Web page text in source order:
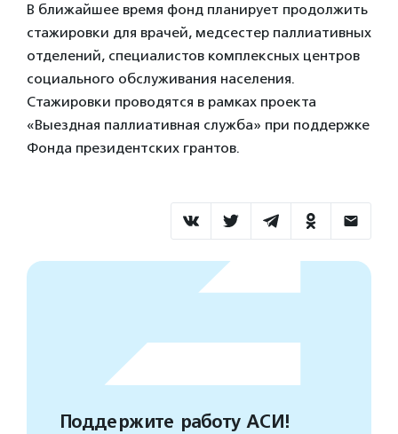
В ближайшее время фонд планирует продолжить
стажировки для врачей, медсестер паллиативных
отделений, специалистов комплексных центров
социального обслуживания населения.
Стажировки проводятся в рамках проекта
«Выездная паллиативная служба» при поддержке
Фонда президентских грантов.
Поддержите работу АСИ!